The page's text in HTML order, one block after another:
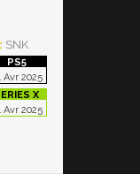
SNK
Avr 2025
Avr 2025